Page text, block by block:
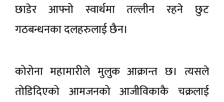
छाडेर आफ्नो स्वार्थमा तल्लीन रहने छुट
गठबन्धनका दलहरुलाई छैन।
कोरोना महामारीले मुलुक आक्रान्त छ। त्यसले
तोडिदिएको आमजनको आजीविकाकै चक्रलाई